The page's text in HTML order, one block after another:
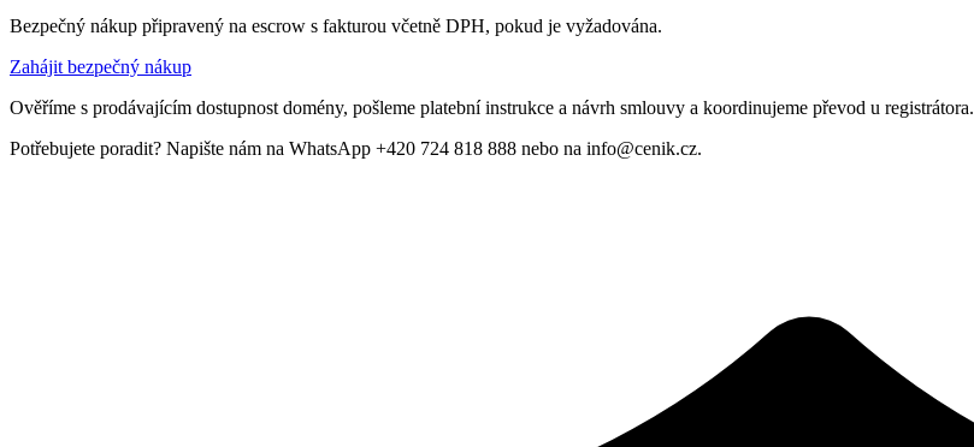
Bezpečný nákup připravený na escrow s fakturou včetně DPH, pokud je vyžadována.
Zahájit bezpečný nákup
Ověříme s prodávajícím dostupnost domény, pošleme platební instrukce a návrh smlouvy a koordinujeme převod u registrátora.
Potřebujete poradit? Napište nám na WhatsApp +420 724 818 888 nebo na info@cenik.cz.